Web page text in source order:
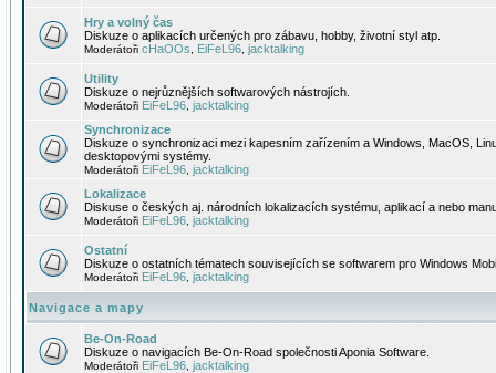
Hry a volný čas
Diskuze o aplikacích určených pro zábavu, hobby, životní styl atp.
Moderátoři cHaOOs EiFeL96 jacktalking
Utility
Diskuze o nejrůznějších softwarových nástrojích.
Moderátoři EiFeL96 jacktalking
Synchronizace
Diskuze o synchronizaci mezi kapesním zařízením a Windows, MacOS,
desktopovými systémy.
Moderátoři EiFeL96 jacktalking
Lokalizace
Diskuse o českých aj. národních lokalizacích systému, aplikací a nebo
Moderátoři EiFeL96 jacktalking
Ostatní
Diskuze o ostatních tématech souvisejících se softwarem pro Windows
Moderátoři EiFeL96 jacktalking
Navigace a mapy
Be-On-Road
Diskuze o navigacích Be-On-Road společnosti Aponia Software.
Moderátoři EiFeL96 jacktalking